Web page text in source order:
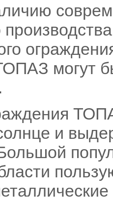
могут
и